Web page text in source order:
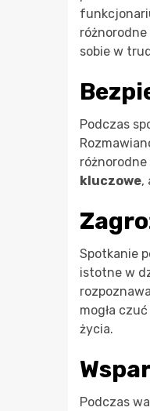
sobie w
Podczas
kluczowe,
Spotkanie
istotne w
mogła
życia.
Podczas